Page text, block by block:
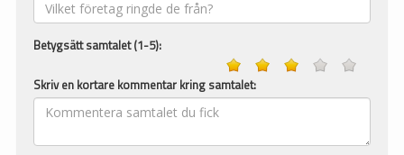
Betygsätt samtalet (1-5):
Skriv en kortare kommentar kring samtalet: